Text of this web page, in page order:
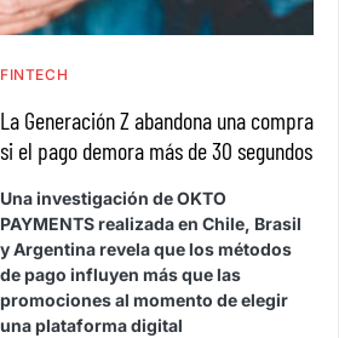
FINTECH
La Generación Z abandona una compra
si el pago demora más de 30 segundos
Una investigación de OKTO
PAYMENTS realizada en Chile, Brasil
y Argentina revela que los métodos
de pago influyen más que las
promociones al momento de elegir
una plataforma digital